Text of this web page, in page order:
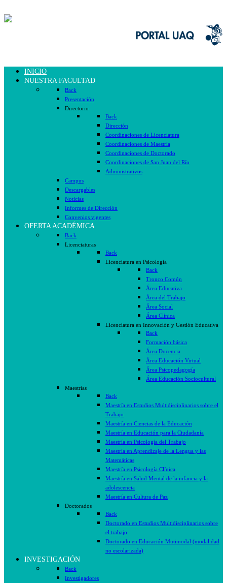
INICIO
NUESTRA FACULTAD
Back
Presentación
Directorio
Back
Dirección
Coordinaciones de Licenciatura
Coordinaciones de Maestría
Coordinaciones de Doctorado
Coordinaciones de San Juan del Río
Administrativos
Campus
Descargables
Noticias
Informes de Dirección
Convenios vigentes
OFERTA ACADÉMICA
Back
Licenciaturas
Back
Licenciatura en Psicología
Back
Tronco Común
Área Educativa
Área del Trabajo
Área Social
Área Clínica
Licenciatura en Innovación y Gestión Educativa
Back
Formación básica
Área Docencia
Área Educación Virtual
Área Psicopedagogía
Área Educación Sociocultural
Maestrías
Back
Maestría en Estudios Multidisciplinarios sobre el
Trabajo
Maestría en Ciencias de la Educación
Maestría en Educación para la Ciudadanía
Maestría en Psicología del Trabajo
Maestría en Aprendizaje de la Lengua y las
Matemáticas
Maestría en Psicología Clínica
Maestría en Salud Mental de la infancia y la
adolescencia
Maestría en Cultura de Paz
Doctorados
Back
Doctorado en Estudios Multidisciplinarios sobre
el trabajo
Doctorado en Educación Mutimodal (modalidad
no escolarizada)
INVESTIGACIÓN
Back
Investigadores